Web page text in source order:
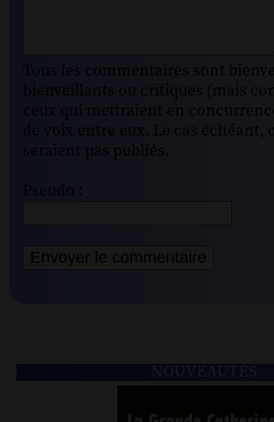
Tous les commentaires sont
bienveillants ou critiques (mais
ceux qui mettraient en
de voix entre eux. Le cas échéant,
seraient pas publiés.
Pseudo :